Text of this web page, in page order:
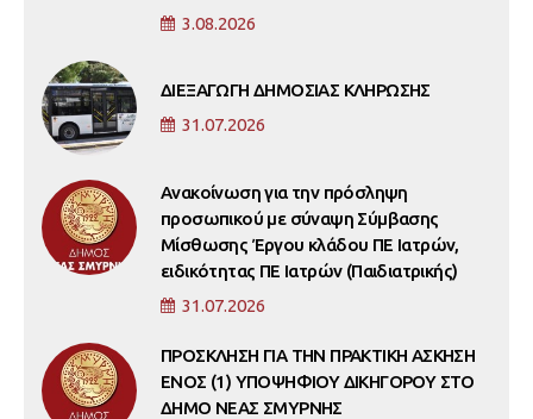
3.08.2026
ΔΙΕΞΑΓΩΓΗ ΔΗΜΟΣΙΑΣ ΚΛΗΡΩΣΗΣ
31.07.2026
Ανακοίνωση για την πρόσληψη
προσωπικού με σύναψη Σύμβασης
Μίσθωσης Έργου κλάδου ΠΕ Ιατρών,
ειδικότητας ΠΕ Ιατρών (Παιδιατρικής)
31.07.2026
ΠΡΟΣΚΛΗΣΗ ΓΙΑ ΤΗΝ ΠΡΑΚΤΙΚΗ ΑΣΚΗΣΗ
ΕΝΟΣ (1) ΥΠΟΨΗΦΙΟΥ ΔΙΚΗΓΟΡΟΥ ΣΤΟ
ΔΗΜΟ ΝΕΑΣ ΣΜΥΡΝΗΣ